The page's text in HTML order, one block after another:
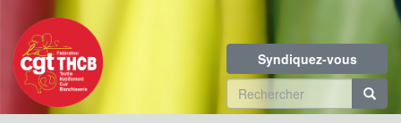
contenu
principal
Syndiquez-vous
Formulaire